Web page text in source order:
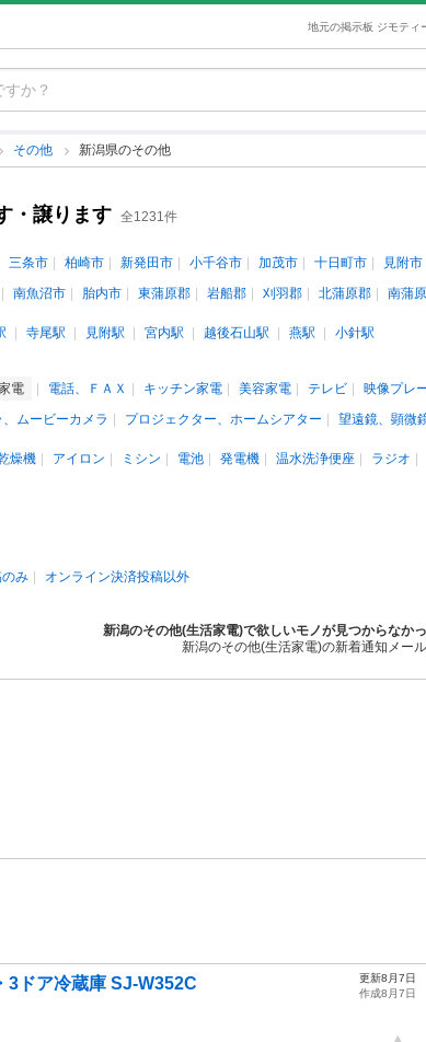
地元の掲示板 ジモティ
その他 新潟県のその他
・譲ります 全1231件
三条市 柏崎市 新発田市 小千谷市 加茂市 十日町市 見附市
南魚沼市 胎内市 東蒲原郡 岩船郡 刈羽郡 北蒲原郡 南蒲
寺尾駅 見附駅 宮内駅 越後石山駅 燕駅
小針駅
電 電話、ＦＡＸ キッチン家電 美容家電 テレビ 映像プレ
ムービーカメラ プロジェクター、ホームシアター 望遠鏡、顕微
燥機 アイロン ミシン 電池 発電機 温水洗浄便座 ラジオ
み オンライン決済投稿以外
新潟のその他(生活家電)で欲しいモノが見つからなか
新潟のその他(生活家電)の新着通知メー
3ドア冷蔵庫 SJ-W352C
更新8月7日
作成8月7日